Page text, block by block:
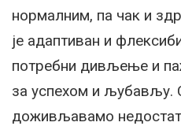
нормалним, па чак и
је адаптиван и
потребни дивљење и
за успехом и љубављу.
доживљавамо